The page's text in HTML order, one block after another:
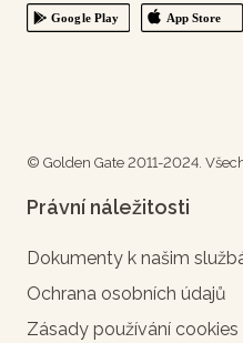
© Golden Gate 2011-2024.
Právní náležitosti
Dokumenty k našim
Ochrana osobních údajů
Zásady používání cookies